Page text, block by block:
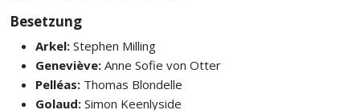
Besetzung
Arkel: Stephen Milling
Geneviève: Anne Sofie von Otter
Pelléas: Thomas Blondelle
Golaud: Simon Keenlyside